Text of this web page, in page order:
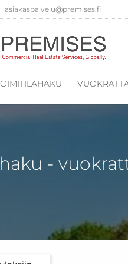
asiakaspalvelu@premises.fi
-